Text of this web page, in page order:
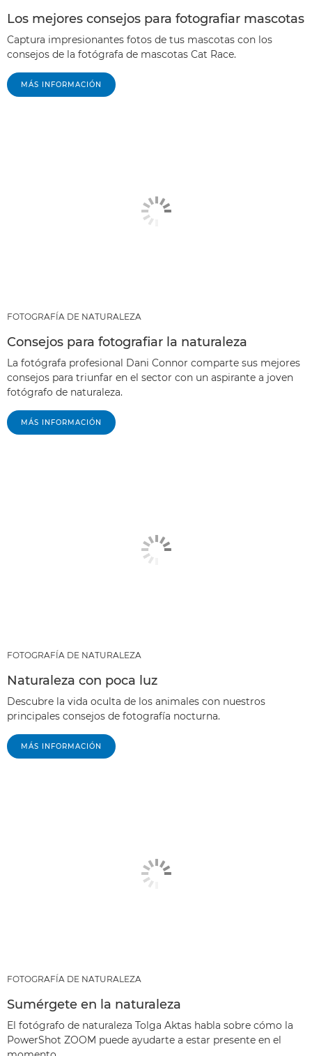
Los mejores consejos para fotografiar mascotas
Captura impresionantes fotos de tus mascotas con los
consejos de la fotógrafa de mascotas Cat Race.
MÁS INFORMACIÓN
FOTOGRAFÍA DE NATURALEZA
Consejos para fotografiar la naturaleza
La fotógrafa profesional Dani Connor comparte sus mejores
consejos para triunfar en el sector con un aspirante a joven
fotógrafo de naturaleza.
MÁS INFORMACIÓN
FOTOGRAFÍA DE NATURALEZA
Naturaleza con poca luz
Descubre la vida oculta de los animales con nuestros
principales consejos de fotografía nocturna.
MÁS INFORMACIÓN
FOTOGRAFÍA DE NATURALEZA
Sumérgete en la naturaleza
El fotógrafo de naturaleza Tolga Aktas habla sobre cómo la
PowerShot ZOOM puede ayudarte a estar presente en el